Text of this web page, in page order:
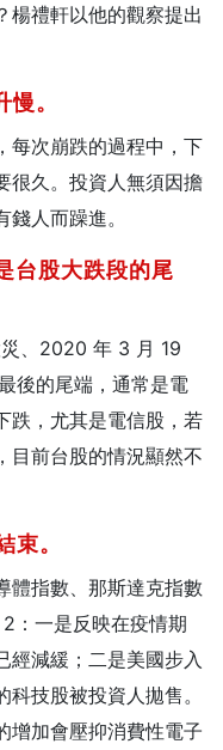
楊禮軒以他的觀察提出
。
每次崩跌的過程中，下
很久。投資人無須因擔
人而躁進。
台股大跌段的尾
、2020 年 3 月 19
後的尾端，通常是電
跌，尤其是電信股，若
目前台股的情況顯然不
束。
體指數、那斯達克指數
：一是反映在疫情期
經減緩；二是美國步入
技股被投資人拋售。
增加會壓抑消費性電子